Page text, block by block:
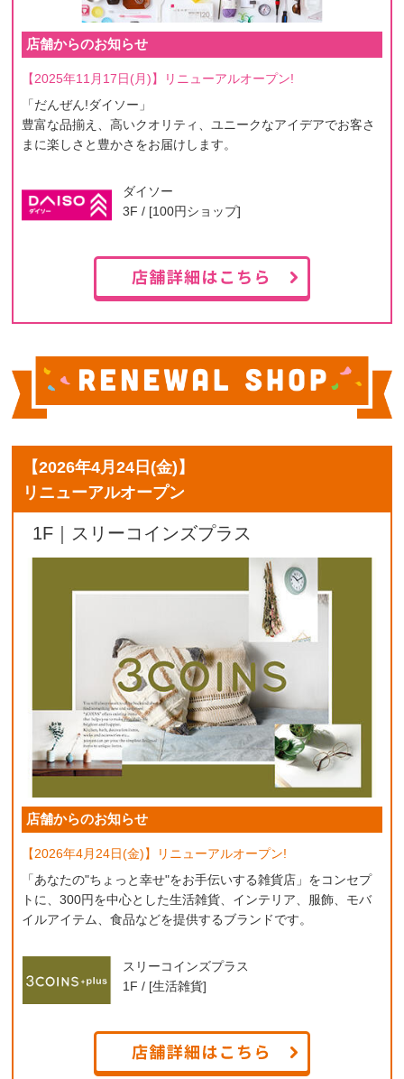
店舗からのお知らせ
【2025年11月17日(月)】リニューアルオープン!
「だんぜん!ダイソー」
豊富な品揃え、高いクオリティ、ユニークなアイデアでお客さ
まに楽しさと豊かさをお届けします。
ダイソー
3F / [100円ショップ]
【2026年4月24日(金) 】
リニューアルオープン
1F｜スリーコインズプラス
店舗からのお知らせ
【2026年4月24日(金)】リニューアルオープン!
「あなたの"ちょっと幸せ"をお手伝いする雑貨店」をコンセプ
トに、300円を中心とした生活雑貨、インテリア、服飾、モバ
イルアイテム、食品などを提供するブランドです。
スリーコインズプラス
1F / [生活雑貨]